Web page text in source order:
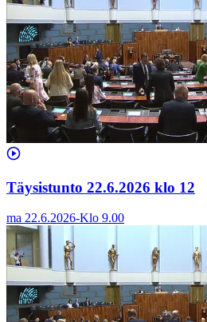
Täysistunto 22.6.2026 klo 12
ma 22.6.2026-Klo 9.00